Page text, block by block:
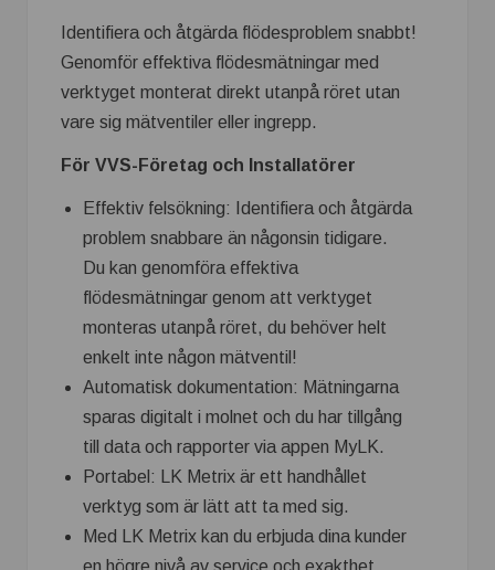
Identifiera och åtgärda flödesproblem snabbt!
Genomför effektiva flödesmätningar med
verktyget monterat direkt utanpå röret utan
vare sig mätventiler eller ingrepp.
För VVS-Företag och Installatörer
Effektiv felsökning: Identifiera och åtgärda
problem snabbare än någonsin tidigare.
Du kan genomföra effektiva
flödesmätningar genom att verktyget
monteras utanpå röret, du behöver helt
enkelt inte någon mätventil!
Automatisk dokumentation: Mätningarna
sparas digitalt i molnet och du har tillgång
till data och rapporter via appen MyLK.
Portabel: LK Metrix är ett handhållet
verktyg som är lätt att ta med sig.
Med LK Metrix kan du erbjuda dina kunder
en högre nivå av service och exakthet.